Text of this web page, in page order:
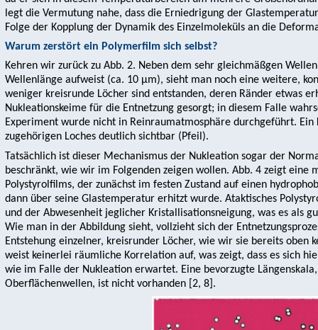
legt die Vermutung nahe, dass die Erniedrigung der
Folge der Kopplung der Dynamik des Einzelmoleküls an die
Warum zerstört ein Polymerfilm sich selbst?
Kehren wir zurück zu Abb. 2. Neben dem sehr gleichmäßgen
Wellenlänge aufweist (ca. 10 µm), sieht man noch eine weitere,
weniger kreisrunde Löcher sind entstanden, deren Ränder etwas
Nukleationskeime für die Entnetzung gesorgt; in diesem Falle
Experiment wurde nicht in Reinraumatmosphäre durchgeführt. Ein
zugehörigen Loches deutlich sichtbar (Pfeil).
Tatsächlich ist dieser Mechanismus der Nukleation sogar der
beschränkt, wie wir im Folgenden zeigen wollen. Abb. 4 zeigt eine
Polystyrolfilms, der zunächst im festen Zustand auf einen
dann über seine Glastemperatur erhitzt wurde. Ataktisches
und der Abwesenheit jeglicher Kristallisationsneigung, was es als
Wie man in der Abbildung sieht, vollzieht sich der
Entstehung einzelner, kreisrunder Löcher, wie wir sie bereits oben
weist keinerlei räumliche Korrelation auf, was zeigt, dass es sich
wie im Falle der Nukleation erwartet. Eine bevorzugte
Oberflächenwellen, ist nicht vorhanden [2, 8].